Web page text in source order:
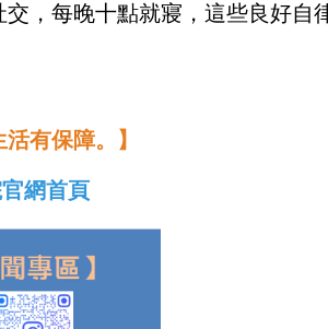
，每晚十點就寢，這些良好自
有保障。】
網首頁